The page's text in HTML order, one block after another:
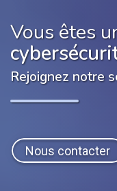
Vous êtes
Rejoignez notre
Nous contacter